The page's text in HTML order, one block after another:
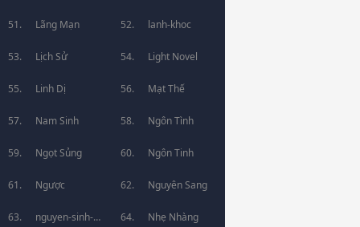
Lãng Mạn lanh-khoc
Lịch Sử Light Novel
Linh Dị Mạt Thế
Nam Sinh Ngôn Tình
Ngọt Sủng Ngôn Tinh
Ngược Nguyên Sang
nguyen-sinh- Nhẹ Nhàng